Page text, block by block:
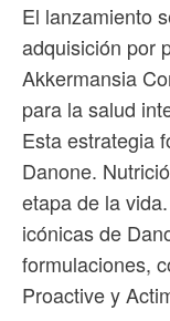
El lanzamiento
adquisición por
Akkermansia
para la salud
Esta estrategia
Danone.
etapa de la
icónicas de
formulaciones,
Proactive y